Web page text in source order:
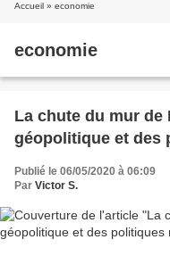
Accueil » economie
economie
La chute du mur de
géopolitique et des
Publié le 06/05/2020 à 06:09
Par Victor S.